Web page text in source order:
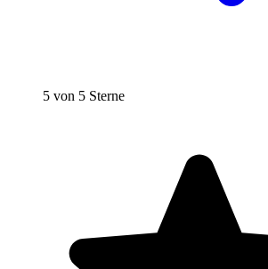
5 von 5 Sterne